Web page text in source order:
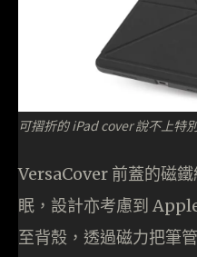
可摺折的 iPad cover 說不上特
VersaCover 前蓋的磁
眠，設計亦考慮到
至背殼，透過磁力把筆